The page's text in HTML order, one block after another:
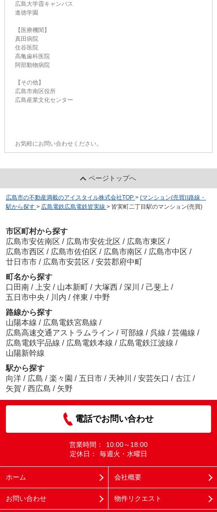
広島大学霞キャンパス
進徳学園
【医療機関】
真田病院
住谷医院
高亀歯科医院
阿部動物病院
【その他】
広島市南区役所
広島産業文化センター
お気軽にお問い合わせください。
ページトップへ
広島市の不動産満載のアイスタイル株式会社TOP > (マンション(売買))路線・
駅から探す > 広島電鉄広島電鉄皆実線 > 皆実町二丁目駅のマンション(売買)
市区町村から探す
広島市安佐南区 / 広島市安佐北区 / 広島市東区 /
広島市西区 / 広島市佐伯区 / 広島市南区 / 広島市中区 /
廿日市市 / 広島市安芸区 / 安芸郡府中町
町名から探す
口田南 / 上安 / 山本新町 / 大塚西 / 深川 / 己斐上 /
五日市中央 / 川内 / 伴東 / 中野
路線から探す
山陽本線 / 広島電鉄宮島線 /
広島高速交通アストラムライン / 可部線 / 呉線 / 芸備線 /
広島電鉄宇品線 / 広島電鉄本線 / 広島電鉄江波線 /
山陽新幹線
駅から探す
向洋 / 広島 / 楽々園 / 五日市 / 天神川 / 安芸矢口 / 古江 /
矢賀 / 西広島 / 矢野
電話でお問い合わせ
営業時間：
10:00～18:00
定休日：
毎週火・水曜日
ホーム 会社概要
お問い合わせ 物件リクエスト